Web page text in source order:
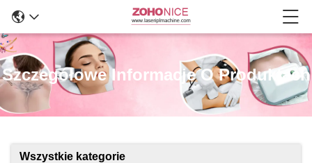
Szczegółowe Informacje O Produktach
Wszystkie kategorie